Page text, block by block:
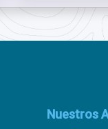
Nuestros